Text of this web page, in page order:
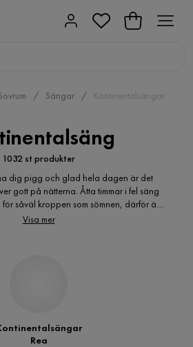
Sängar Kontinentalsängar
1032 st produkter
dig pigg och glad hela dagen är det
gott på nätterna. Åtta timmar i fel säng
såväl kroppen som sömnen, därför är
en kontinentalsäng som du verkligen trivs
Visa mer
Rea